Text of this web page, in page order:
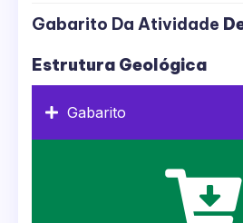
Gabarito Da Atividade
Estrutura Geológica
Gabarito